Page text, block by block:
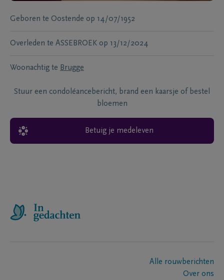
Geboren te Oostende op 14/07/1952
Overleden te ASSEBROEK op 13/12/2024
Woonachtig te Brugge
Stuur een condoléancebericht, brand een kaarsje of bestel
bloemen
Betuig je medeleven
Alle rouwberichten
Over ons